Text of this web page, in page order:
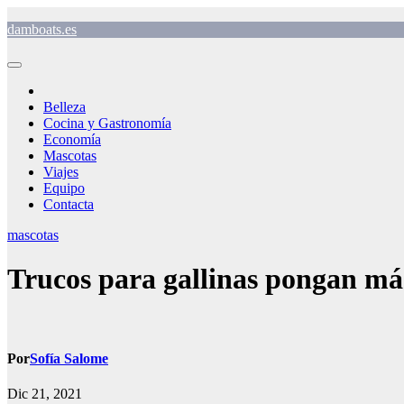
al
damboats.es
Belleza
Cocina y Gastronomía
Economía
Mascotas
Viajes
Equipo
Contacta
mascotas
Trucos para gallinas pongan
PorSofía Salome
Dic 21, 2021